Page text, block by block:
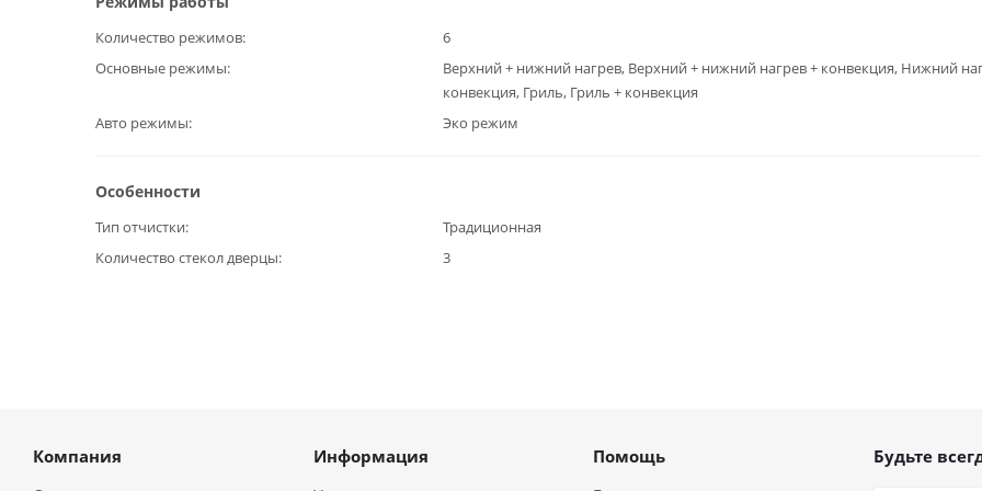
Количество режимов
6
Основные режимы
Верхний + нижний нагрев, Верхний + нижний нагрев + конвекция, Нижний
конвекция, Гриль, Гриль + конвекция
Авто режимы
Эко режим
Особенности
Тип отчистки
Традиционная
Количество стекол дверцы
3
Компания Информация Помощь Будьте